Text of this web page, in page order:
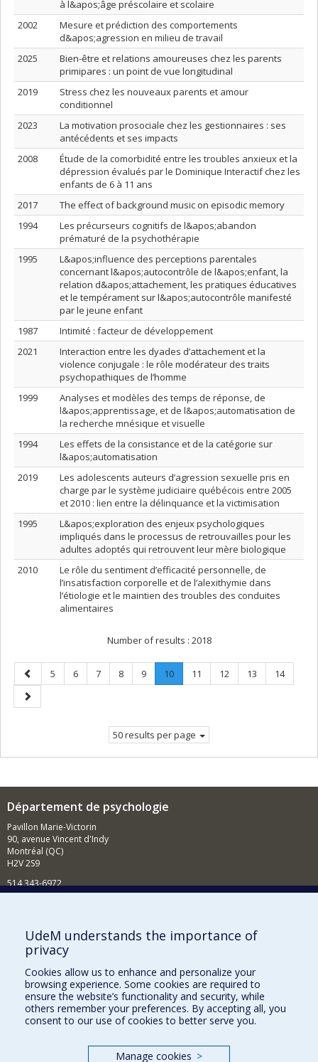
à l&apos;âge préscolaire et scolaire
2002
Mesure et prédiction des comportements
d&apos;agression en milieu de travail
2025
Bien-être et relations amoureuses chez les parents
primipares : un point de vue longitudinal
2019
Stress chez les nouveaux parents et amour
conditionnel
2023
La motivation prosociale chez les gestionnaires : ses
antécédents et ses impacts
2008
Étude de la comorbidité entre les troubles anxieux et la
dépression évalués par le Dominique Interactif chez les
enfants de 6 à 11 ans
2017
The effect of background music on episodic memory
1994
Les précurseurs cognitifs de l&apos;abandon
prématuré de la psychothérapie
1995
L&apos;influence des perceptions parentales
concernant l&apos;autocontrôle de l&apos;enfant, la
relation d&apos;attachement, les pratiques éducatives
et le tempérament sur l&apos;autocontrôle manifesté
par le jeune enfant
1987
Intimité : facteur de développement
2021
Interaction entre les dyades d’attachement et la
violence conjugale : le rôle modérateur des traits
psychopathiques de l’homme
1999
Analyses et modèles des temps de réponse, de
l&apos;apprentissage, et de l&apos;automatisation de
la recherche mnésique et visuelle
1994
Les effets de la consistance et de la catégorie sur
l&apos;automatisation
2019
Les adolescents auteurs d’agression sexuelle pris en
charge par le système judiciaire québécois entre 2005
et 2010 : lien entre la délinquance et la victimisation
1995
L&apos;exploration des enjeux psychologiques
impliqués dans le processus de retrouvailles pour les
adultes adoptés qui retrouvent leur mère biologique
2010
Le rôle du sentiment d’efficacité personnelle, de
l’insatisfaction corporelle et de l’alexithymie dans
l’étiologie et le maintien des troubles des conduites
alimentaires
Number of results : 2018
Previous
page
Page
5 Page
6 Page
7 Page
8 Page
9 Page
10.
Current
Page
11 Page
12 Page
13 Page
14
Next
page
50 results per page
Département de psychologie
Pavillon Marie-Victorin
90, avenue Vincent d'Indy
Montréal (QC)
H2V 2S9
514 343-6972
Comment soutenir le Département?
BESOIN D'AIDE?
Plan du site
Signaler une erreur
Accessibilité
UdeM understands the importance of
privacy
Cookies allow us to enhance and personalize your
browsing experience. Some cookies are required to
ensure the website’s functionality and security, while
others remember your preferences. By accepting all, you
consent to our use of cookies to better serve you.
Manage cookies >